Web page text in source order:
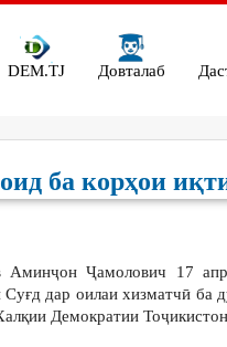
DEM.TJ Довталаб
ба корҳои
Аминҷон Ҷамолович 17
Суғд дар оилаи хизматчӣ
Демократии